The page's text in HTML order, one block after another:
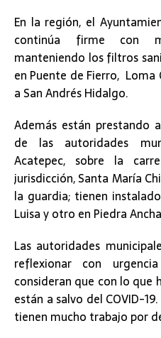
En la región, el
continúa firme con
manteniendo los filtros
en Puente de Fierro, Loma
a San Andrés Hidalgo.
Además están prestando
de las autoridades
Acatepec, sobre la
jurisdicción, Santa María
la guardia; tienen
Luisa y otro en Piedra
Las autoridades
reflexionar con
consideran que con lo que
están a salvo del COVID-
tienen mucho trabajo por